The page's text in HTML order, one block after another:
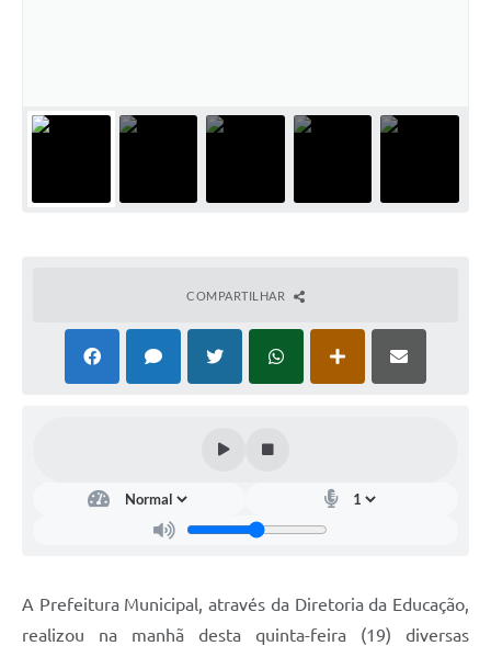
COMPARTILHAR
A Prefeitura Municipal, através da Diretoria da Educação,
realizou na manhã desta quinta-feira (19) diversas